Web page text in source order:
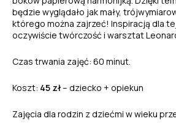
będzie wyglądało jak mały,
którego można zajrzeć! Inspiracją dla
oczywiście twórczość i warsztat
Czas trwania zajęć: 60 minut.
Koszt: 45 zł– dziecko + opiekun
Zajęcia dla rodzin z dziećmi w wieku